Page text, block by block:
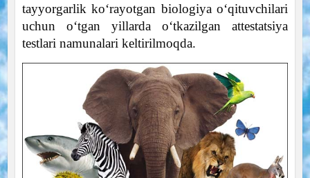
tayyorgarlik ko‘rayotgan biologiya o‘qituvchilari
uchun o‘tgan yillarda o‘tkazilgan attestatsiya
testlari namunalari keltirilmoqda.